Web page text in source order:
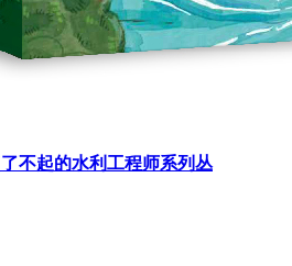
不起的水利工程师系列丛